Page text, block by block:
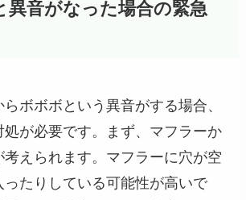
異音がなった場合の緊急
ボボボという異音がする場合、
処が必要です。まず、マフラーか
考えられます。マフラーに穴が空
ったりしている可能性が高いで